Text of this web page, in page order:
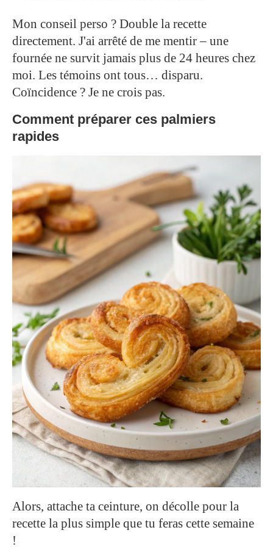
Mon conseil perso ? Double la recette
directement. J'ai arrêté de me mentir – une
fournée ne survit jamais plus de 24 heures chez
moi. Les témoins ont tous… disparu.
Coïncidence ? Je ne crois pas.
Comment préparer ces palmiers
rapides
Alors, attache ta ceinture, on décolle pour la
recette la plus simple que tu feras cette semaine
!